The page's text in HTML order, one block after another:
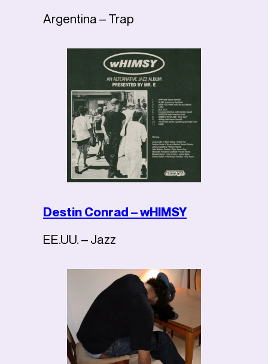
Argentina – Trap
Destin Conrad – wHIMSY
EE.UU. – Jazz